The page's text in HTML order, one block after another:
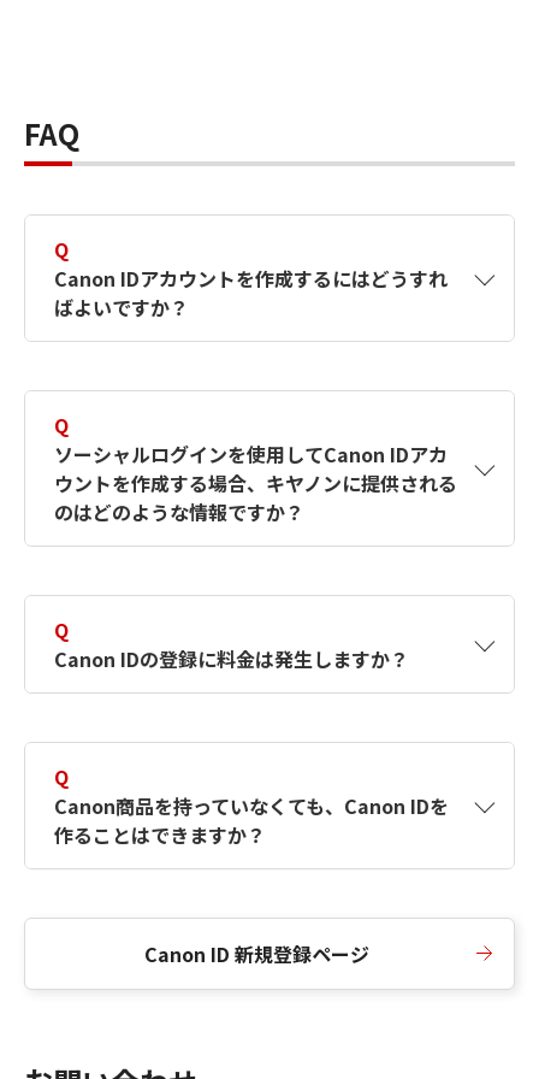
FAQ
Q
Canon IDアカウントを作成するにはどうすれ
ばよいですか？
す。詳しい作成方法は【カメラ】Canon IDとは
何ですか？Canon IDの作成方法は？をご確認く
ださい。
Q
ソーシャルログインを使用してCanon IDアカ
ウントを作成する場合、キヤノンに提供される
のはどのような情報ですか？
択したサービスから取得します。アカウントを
簡単に作成できるように、この情報を使用して
Canon IDの登録フォームを入力します。
Q
Canon IDの登録に料金は発生しますか？
Q
Canon商品を持っていなくても、Canon IDを
作ることはできますか？
Canon ID 新規登録ページ